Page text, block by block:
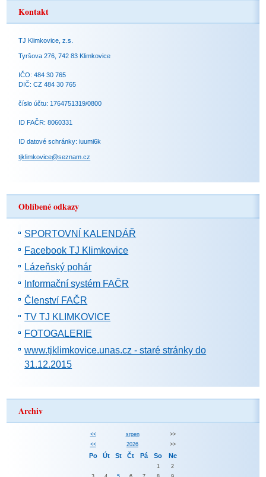
Kontakt
TJ Klimkovice, z.s.
Tyršova 276, 742 83 Klimkovice
IČO: 484 30 765
DIČ: CZ 484 30 765
číslo účtu: 1764751319/0800
ID FAČR: 8060331
ID datové schránky: iuumi6k
tjklimkovice@seznam.cz
Oblíbené odkazy
SPORTOVNÍ KALENDÁŘ
Facebook TJ Klimkovice
Lázeňský pohár
Informační systém FAČR
Členství FAČR
TV TJ KLIMKOVICE
FOTOGALERIE
www.tjklimkovice.unas.cz - staré stránky do
31.12.2015
Archiv
<< srpen
>>
<<
2026 >>
Po Út St Čt Pá So Ne
1
2